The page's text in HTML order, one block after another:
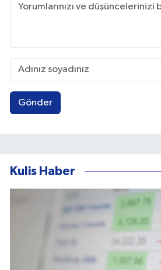
Gönder
Kulis Haber